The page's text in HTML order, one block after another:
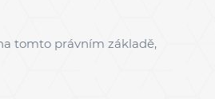
tomto právním základě,